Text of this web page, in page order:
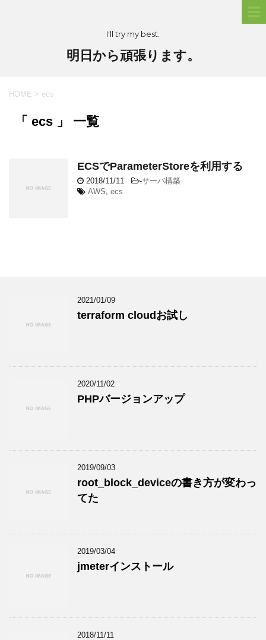
I'll try my best.
明日から頑張ります。
HOME > ecs
「 ecs 」 一覧
ECSでParameterStoreを利用する
2018/11/11 -サーバ構築
AWS ecs
2021/01/09
terraform cloudお試し
2020/11/02
PHPバージョンアップ
2019/09/03
root_block_deviceの書き方が変わっ
てた
2019/03/04
jmeterインストール
2018/11/11